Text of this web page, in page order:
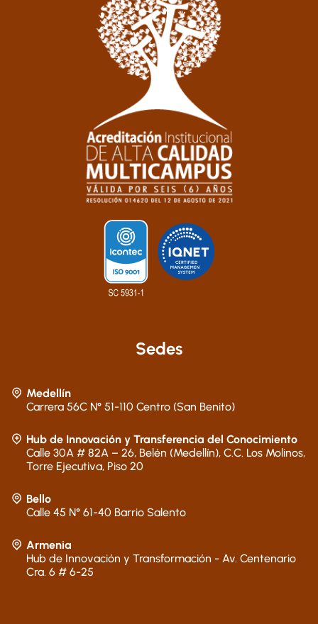
Sedes
Medellín
Carrera 56C N° 51-110 Centro (San Benito)
Hub de Innovación y Transferencia del Conocimiento
Calle 30A # 82A – 26, Belén (Medellín), C.C. Los Molinos,
Torre Ejecutiva, Piso 20
Bello
Calle 45 N° 61-40 Barrio Salento
Armenia
Hub de Innovación y Transformación - Av. Centenario
Cra. 6 # 6-25